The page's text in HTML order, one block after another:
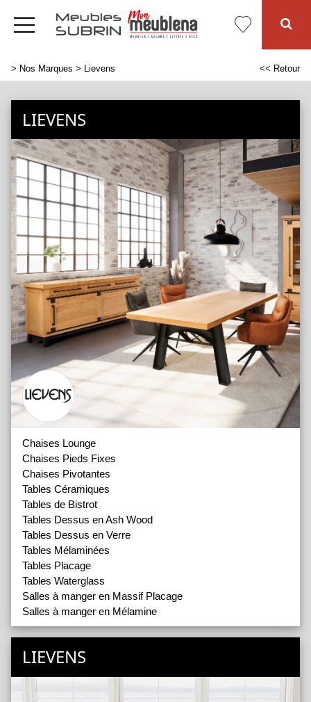
> Nos Marques > Lievens << Retour
LIEVENS
Chaises Lounge
Chaises Pieds Fixes
Chaises Pivotantes
Tables Céramiques
Tables de Bistrot
Tables Dessus en Ash Wood
Tables Dessus en Verre
Tables Mélaminées
Tables Placage
Tables Waterglass
Salles à manger en Massif Placage
Salles à manger en Mélamine
LIEVENS